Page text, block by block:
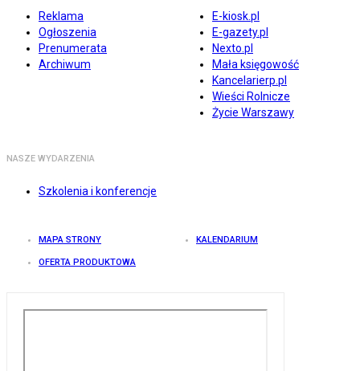
Reklama
Ogłoszenia
Prenumerata
Archiwum
E-kiosk.pl
E-gazety.pl
Nexto.pl
Mała księgowość
Kancelarierp.pl
Wieści Rolnicze
Życie Warszawy
NASZE WYDARZENIA
Szkolenia i konferencje
MAPA STRONY KALENDARIUM
OFERTA PRODUKTOWA